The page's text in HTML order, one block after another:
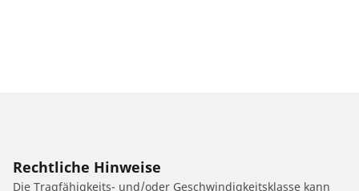
Rechtliche Hinweise
Die Tragfähigkeits- und/oder Geschwindigkeitsklasse kann